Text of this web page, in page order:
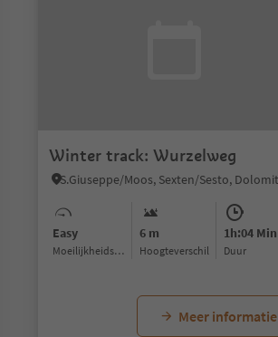
Winter track: Wurzelweg
Easy
Moeilijkheidsgraad
6 m
Hoogteverschil
1h:04 Min
Duur
Meer informatie